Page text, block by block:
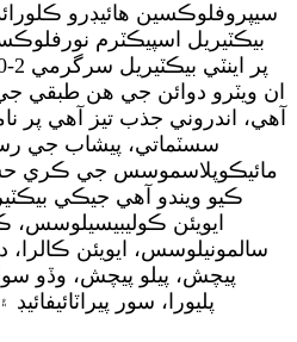
بيڪٽيريل اسپيڪٽرم
ان ويٽرو دوائن جي هن طبقي
آهي، اندروني جذب تيز آهي
سسٽماتي، پيشاب جي
مائيڪوپلاسموسس جي ڪري
ڪيو ويندو آهي جيڪي
ايويئن
سالمونيلوسس، ايويئن
پيچش، پيلو پيچش، وڏو
پليورا، سور